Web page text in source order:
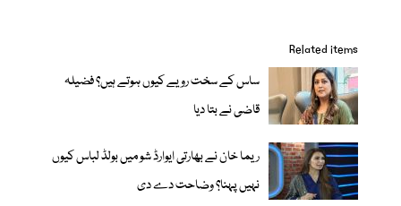
Related items
ساس کے سخت رویے کیوں ہوتے ہیں؟ فضیلہ
قاضی نے بتا دیا
ریما خان نے بھارتی ایوارڈ شو میں بولڈ لباس کیوں
نہیں پہنا؟ وضاحت دے دی